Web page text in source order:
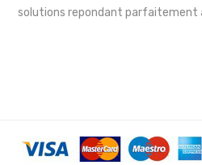
solutions repondant parfaitement